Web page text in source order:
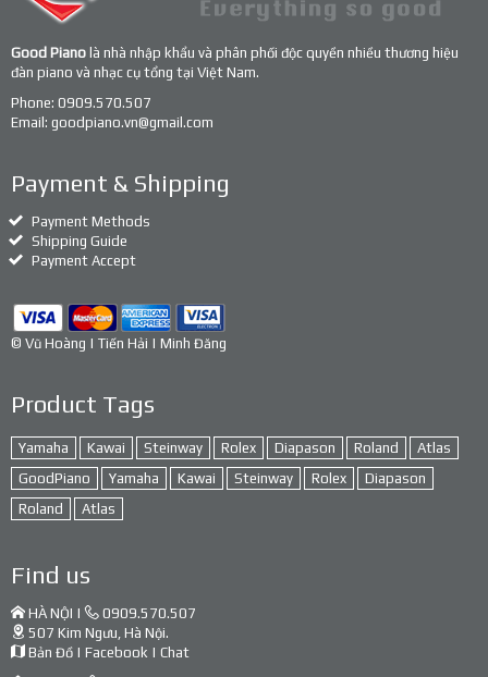
Good Piano là nhà nhập khẩu và phân phối độc quyền nhiều thương hiệu
đàn piano và nhạc cụ tổng tại Việt Nam.
Phone: 0909.570.507
Email: goodpiano.vn@gmail.com
Payment & Shipping
Payment Methods
Shipping Guide
Payment Accept
© Vũ Hoàng | Tiến Hải | Minh Đăng
Product Tags
Yamaha Kawai Steinway Rolex Diapason Roland
Atlas
GoodPiano
Yamaha Kawai Steinway Rolex
Diapason
Roland
Atlas
Find us
HÀ NỘI |
0909.570.507
507 Kim Ngưu, Hà Nội.
Bản Đồ | Facebook | Chat